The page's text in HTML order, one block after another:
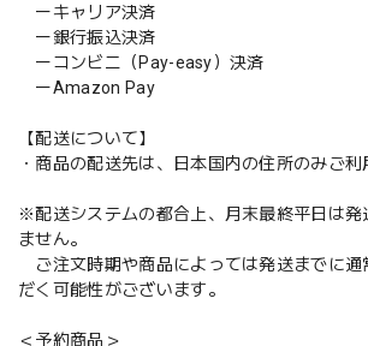
ーキャリア決済
ー銀行振込決済
ーコンビニ（Pay-easy）決済
ーAmazon Pay
【配送について】
・商品の配送先は、日本国内の住所のみご利
※配送システムの都合上、月末最終平日は発
ません。
ご注文時期や商品によっては発送までに通
だく可能性がございます。
＜予約商品＞